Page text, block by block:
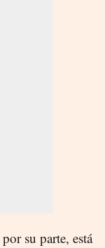
por su parte, está